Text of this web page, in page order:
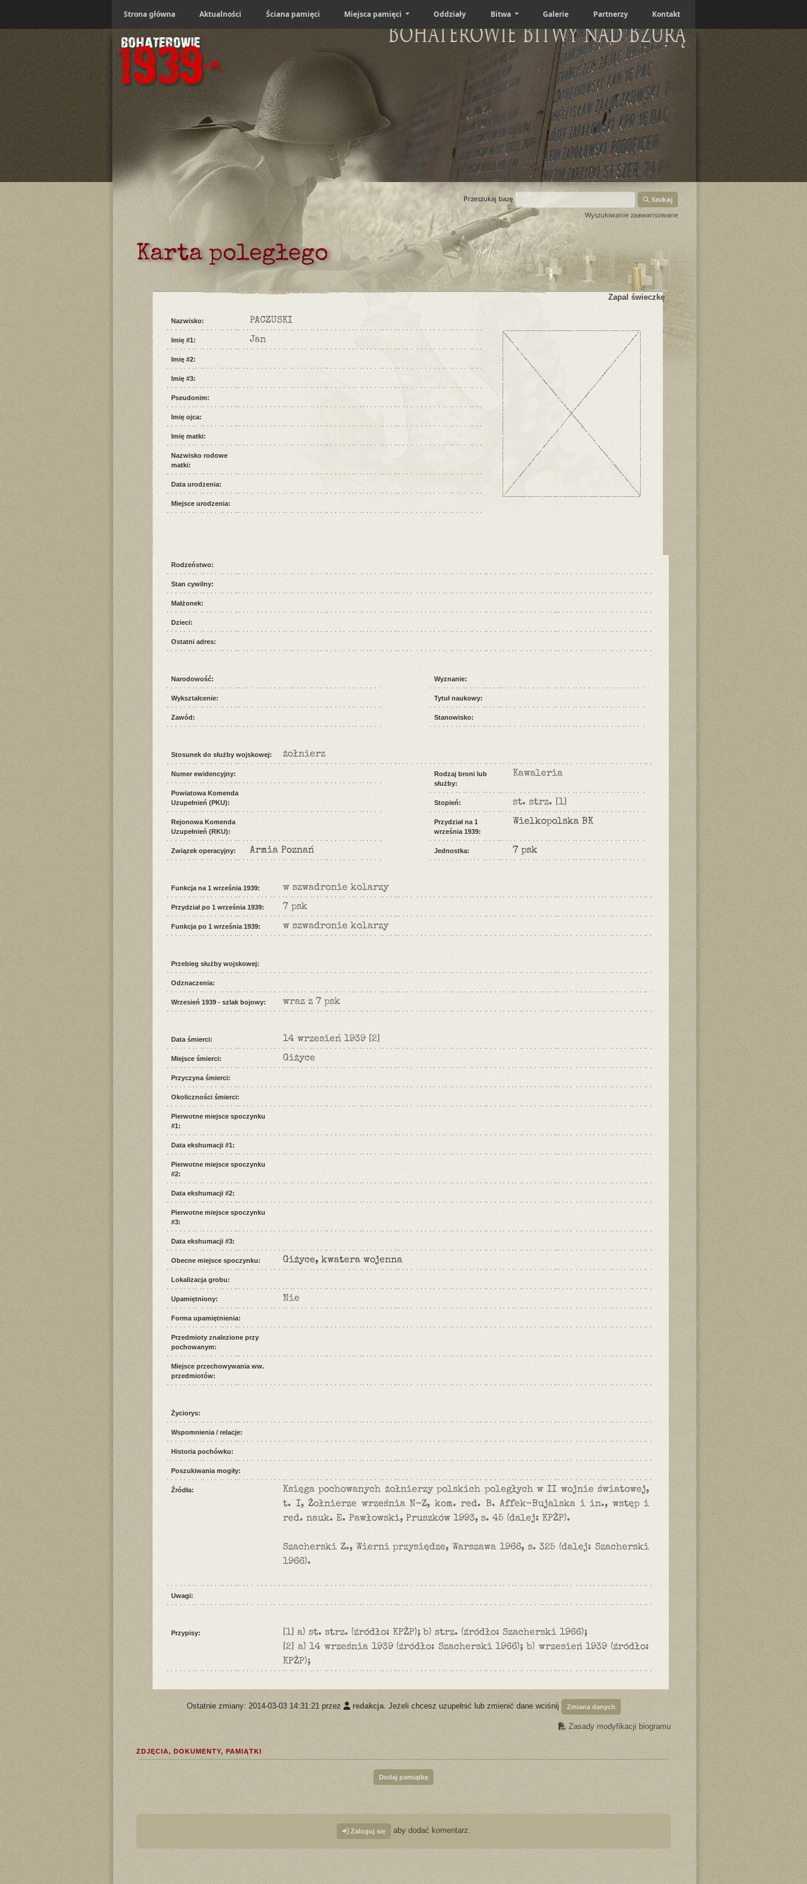
Strona główna Aktualności Ściana pamięci Miejsca pamięci Oddziały Bitwa Galerie Partnerzy Kontakt
Bohaterowie Bitwy nad Bzurą
Przeszukaj bazę
Szukaj
Wyszukiwanie zaawansowane
Karta poległego
Zapal świeczkę
Nazwisko: PACZUSKI
Imię #1: Jan
Imię #2:
Imię #3:
Pseudonim:
Imię ojca:
Imię matki:
Nazwisko rodowe
matki:
Data urodzenia:
Miejsce urodzenia:
Rodzeństwo:
Stan cywilny:
Małżonek:
Dzieci:
Ostatni adres:
Narodowość:
Wykształcenie:
Zawód:
Wyznanie:
Tytuł naukowy:
Stanowisko:
Stosunek do służby wojskowej: żołnierz
Numer ewidencyjny:
Powiatowa Komenda
Uzupełnień (PKU):
Rejonowa Komenda
Uzupełnień (RKU):
Związek operacyjny: Armia Poznań
Rodzaj broni lub
służby:
Kawaleria
Stopień: st. strz. [1]
Przydział na 1
września 1939:
Wielkopolska BK
Jednostka: 7 psk
Funkcja na 1 września 1939: w szwadronie kolarzy
Przydział po 1 września 1939: 7 psk
Funkcja po 1 września 1939: w szwadronie kolarzy
Przebieg służby wojskowej:
Odznaczenia:
Wrzesień 1939 - szlak bojowy: wraz z 7 psk
Data śmierci: 14 wrzesień 1939 [2]
Miejsce śmierci: Giżyce
Przyczyna śmierci:
Okoliczności śmierci:
Pierwotne miejsce spoczynku
#1:
Data ekshumacji #1:
Pierwotne miejsce spoczynku
#2:
Data ekshumacji #2:
Pierwotne miejsce spoczynku
#3:
Data ekshumacji #3:
Obecne miejsce spoczynku: Giżyce, kwatera wojenna
Lokalizacja grobu:
Upamiętniony: Nie
Forma upamiętnienia:
Przedmioty znalezione przy
pochowanym:
Miejsce przechowywania ww.
przedmiotów:
Życiorys:
Wspomnienia / relacje:
Historia pochówku:
Poszukiwania mogiły:
Źródła:
Księga pochowanych żołnierzy polskich poległych w II wojnie światowej,
t. I, Żołnierze września N-Z, kom. red. B. Affek-Bujalska i in., wstęp i
red. nauk. E. Pawłowski, Pruszków 1993, s. 45 (dalej: KPŻP).
Szacherski Z., Wierni przysiędze, Warszawa 1966, s. 325 (dalej: Szacherski
1966).
Uwagi:
Przypisy:
[1] a) st. strz. (źródło: KPŻP); b) strz. (źródło: Szacherski 1966);
[2] a) 14 września 1939 (źródło: Szacherski 1966); b) wrzesień 1939 (źródło:
KPŻP);
Ostatnie zmiany: 2014-03-03 14:31:21 przez redakcja. Jeżeli chcesz uzupełnić lub zmienić dane wciśnij Zmiana danych
Zasady modyfikacji biogramu
ZDJĘCIA, DOKUMENTY, PAMIĄTKI
Dodaj pamiątkę
Zaloguj się aby dodać komentarz.